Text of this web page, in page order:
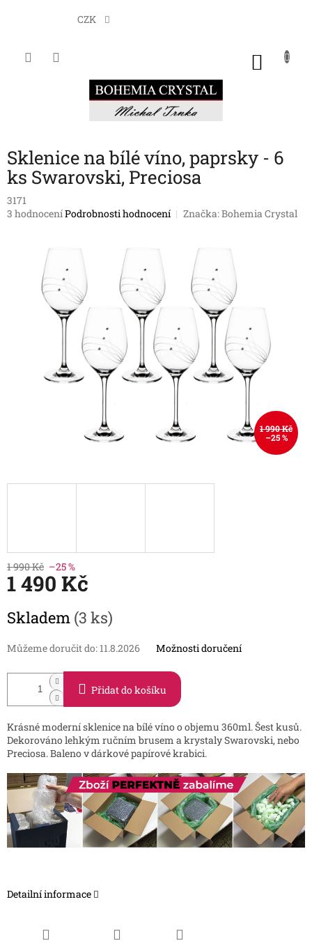
CZK
Sklenice na bílé víno, paprsky - 6
ks Swarovski, Preciosa
3171
Průměrné
hvězdiček.
3 hodnoceníPodrobnosti hodnocení Značka:Bohemia Crystal
1 990 Kč
–25 %
1 990 Kč –25 %
1 490 Kč
cena:
Skladem (3 ks)
Můžeme doručit do: 11.8.2026 Možnosti doručení
Přidat do košíku
Krásné moderní sklenice na bílé víno o objemu 360ml. Šest kusů.
Dekorováno lehkým ručním brusem a krystaly Swarovski, nebo
Preciosa. Baleno v dárkové papírové krabici.
Detailní informace